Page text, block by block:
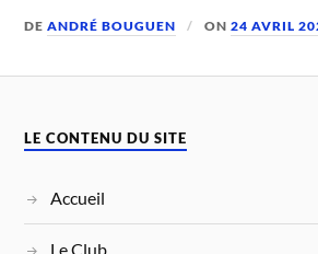
DEANDRÉ BOUGUEN ON24 AVRIL
LE CONTENU DU SITE
Accueil
Le Club